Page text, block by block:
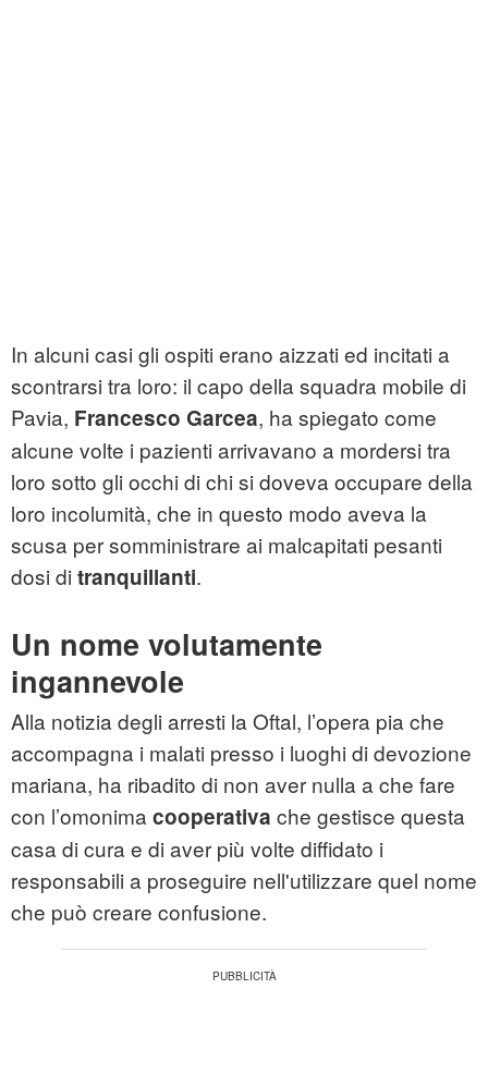
In alcuni casi gli ospiti erano aizzati ed incitati a
scontrarsi tra loro: il capo della squadra mobile di
Pavia, Francesco Garcea, ha spiegato come
alcune volte i pazienti arrivavano a mordersi tra
loro sotto gli occhi di chi si doveva occupare della
loro incolumità, che in questo modo aveva la
scusa per somministrare ai malcapitati pesanti
dosi di tranquillanti.
Un nome volutamente
ingannevole
Alla notizia degli arresti la Oftal, l’opera pia che
accompagna i malati presso i luoghi di devozione
mariana, ha ribadito di non aver nulla a che fare
con l’omonima cooperativa che gestisce questa
casa di cura e di aver più volte diffidato i
responsabili a proseguire nell'utilizzare quel nome
che può creare confusione.